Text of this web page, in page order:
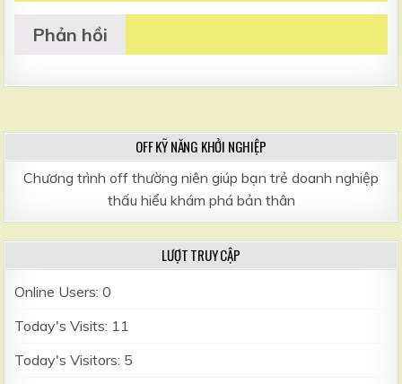
OFF KỸ NĂNG KHỞI NGHIỆP
Chương trình off thường niên giúp bạn trẻ doanh nghiệp
thấu hiểu khám phá bản thân
LƯỢT TRUY CẬP
Online Users:0
Today's Visits: 11
Today's Visitors: 5